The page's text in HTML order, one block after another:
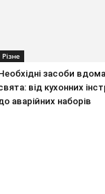
Різне
засоби
від кухонних
аварійних наборів